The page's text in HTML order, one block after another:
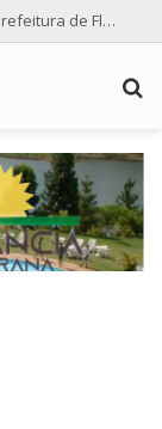
Colisão violenta entre Falcon e veículo da Prefeitura de Floresta termina com dois feridos